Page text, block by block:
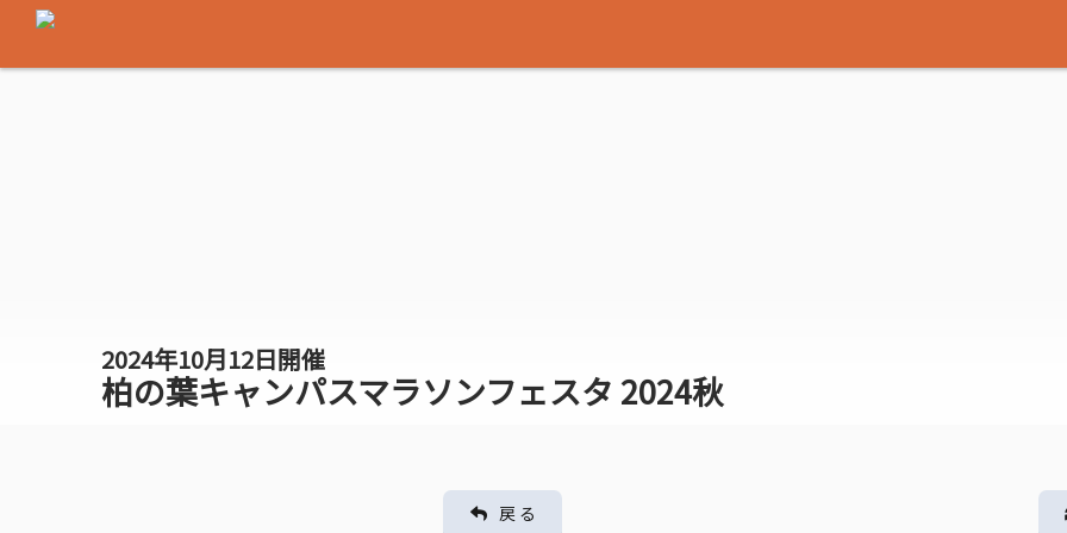
2024年10月12日開催
柏の葉キャンパスマラソンフェスタ 2024秋
戻 る